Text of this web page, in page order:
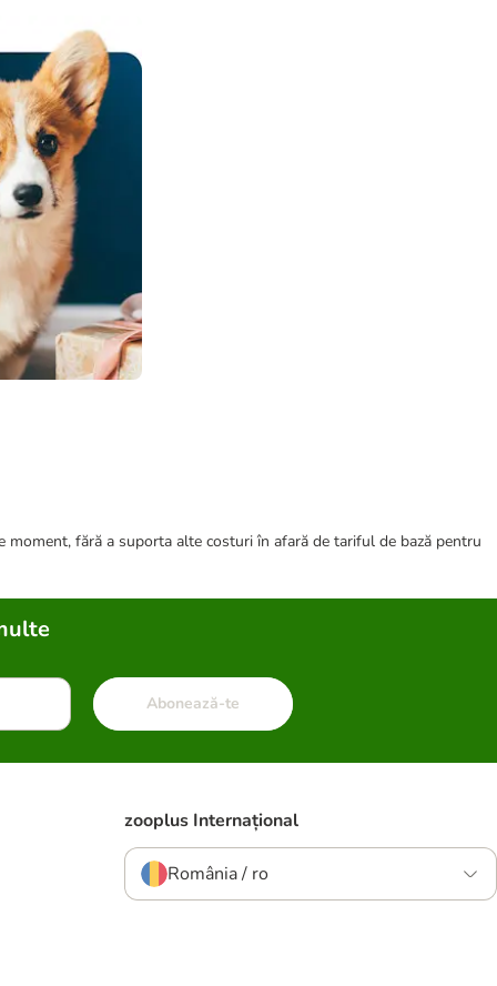
fără a suporta alte costuri în afară de tariful de bază pentru
Abonează-te
zooplus Internațional
România / ro